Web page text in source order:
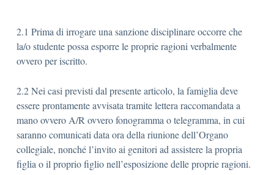
2.1 Prima di irrogare una sanzione disciplinare occorre che
la/o studente possa esporre le proprie ragioni verbalmente
ovvero per iscritto.
2.2 Nei casi previsti dal presente articolo, la famiglia deve
essere prontamente avvisata tramite lettera raccomandata a
mano ovvero A/R ovvero fonogramma o telegramma, in cui
saranno comunicati data ora della riunione dell’Organo
collegiale, nonché l’invito ai genitori ad assistere la propria
figlia o il proprio figlio nell’esposizione delle proprie ragioni.